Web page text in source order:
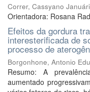
Correr, Cassyano
Orientadora: Rosana
Efeitos da gordura
interesterificada de
processo de
Borgonhone, Antonio
Resumo: A
aumentado